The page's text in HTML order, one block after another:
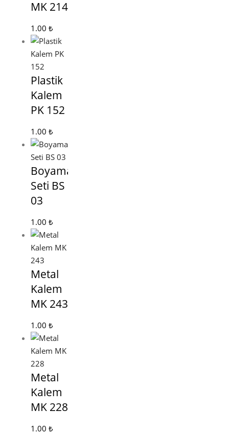
MK 214
1.00 ₺
Plastik
Kalem
PK 152
1.00 ₺
Boyama
Seti BS
03
1.00 ₺
Metal
Kalem
MK 243
1.00 ₺
Metal
Kalem
MK 228
1.00 ₺